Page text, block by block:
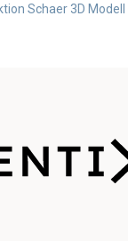
Schaer 3D Modell